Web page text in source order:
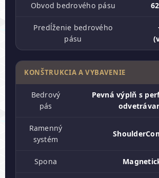
Obvod bedrového pásu
Predĺženie bedrového
pásu
KONŠTRUKCIA A VYBAVENIE
Bedrový
pás
Pevná výplň s
Ramenný
systém
Spona